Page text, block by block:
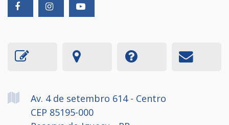
Av. 4 de setembro 614 - Centro
CEP 85195-000